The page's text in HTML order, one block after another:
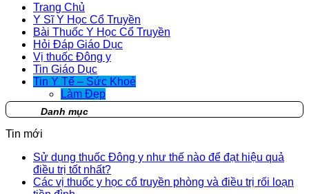
Trang Chủ
Y Sĩ Y Học Cổ Truyền
Bài Thuốc Y Học Cổ Truyền
Hỏi Đáp Giáo Dục
Vị thuốc Đông y
Tin Giáo Dục
Tin Y Tế – Sức Khoẻ
Làm Đẹp
Danh mục
Tin mới
Sử dụng thuốc Đông y như thế nào để đạt hiệu quả
điều trị tốt nhất?
Các vị thuốc y học cổ truyền phòng và điều trị rối loạn